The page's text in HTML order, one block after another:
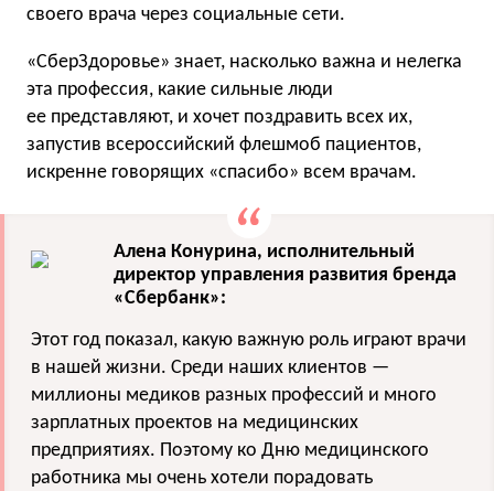
своего врача через социальные сети.
«СберЗдоровье» знает, насколько важна и нелегка
эта профессия, какие сильные люди
ее представляют, и хочет поздравить всех их,
запустив всероссийский флешмоб пациентов,
искренне говорящих «спасибо» всем врачам.
Алена Конурина, исполнительный
директор управления развития бренда
«Сбербанк»:
Этот год показал, какую важную роль играют врачи
в нашей жизни. Среди наших клиентов —
миллионы медиков разных профессий и много
зарплатных проектов на медицинских
предприятиях. Поэтому ко Дню медицинского
работника мы очень хотели порадовать